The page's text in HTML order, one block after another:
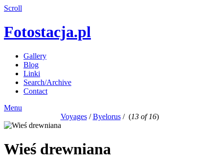
Scroll
Fotostacja.pl
Gallery
Blog
Linki
Search/Archive
Contact
Menu
Voyages/Byelorus/ (13 of 16)
Wieś drewniana